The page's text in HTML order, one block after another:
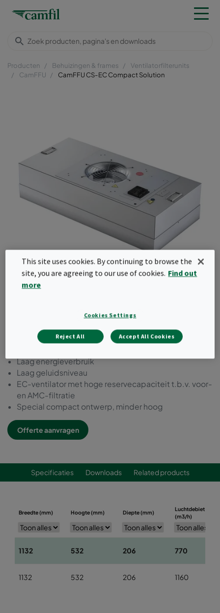
Producten Behuizingen & frames
Ventilatorfilterunits
CamFFU
CamFFU CS-EC Compact Solution
CamFFU CS-EC Compact
Solution
Laag energieverbruik
Laag geluidsniveau
EC-ventilator met hoge reservecapaciteit t.b.v. voor-
en AMC-filtratie
Special compact ontwerp, minder hoog
Offerte aanvragen
Specificaties Downloads Related products
Breedte (mm) Hoogte (mm) Diepte (mm)
Luchtdebiet
(m3/h)
1132 532 206 770
1132 532 206 1160
This site uses cookies. By continuing to browse the
site, you are agreeing to our use of cookies. Find out
more
Cookies Settings
Reject All Accept All Cookies